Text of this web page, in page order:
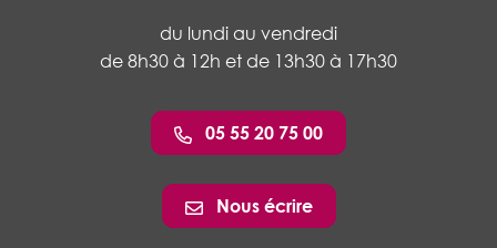
du lundi au vendredi
de 8h30 à 12h et de 13h30 à 17h30
05 55 20 75 00
Nous écrire